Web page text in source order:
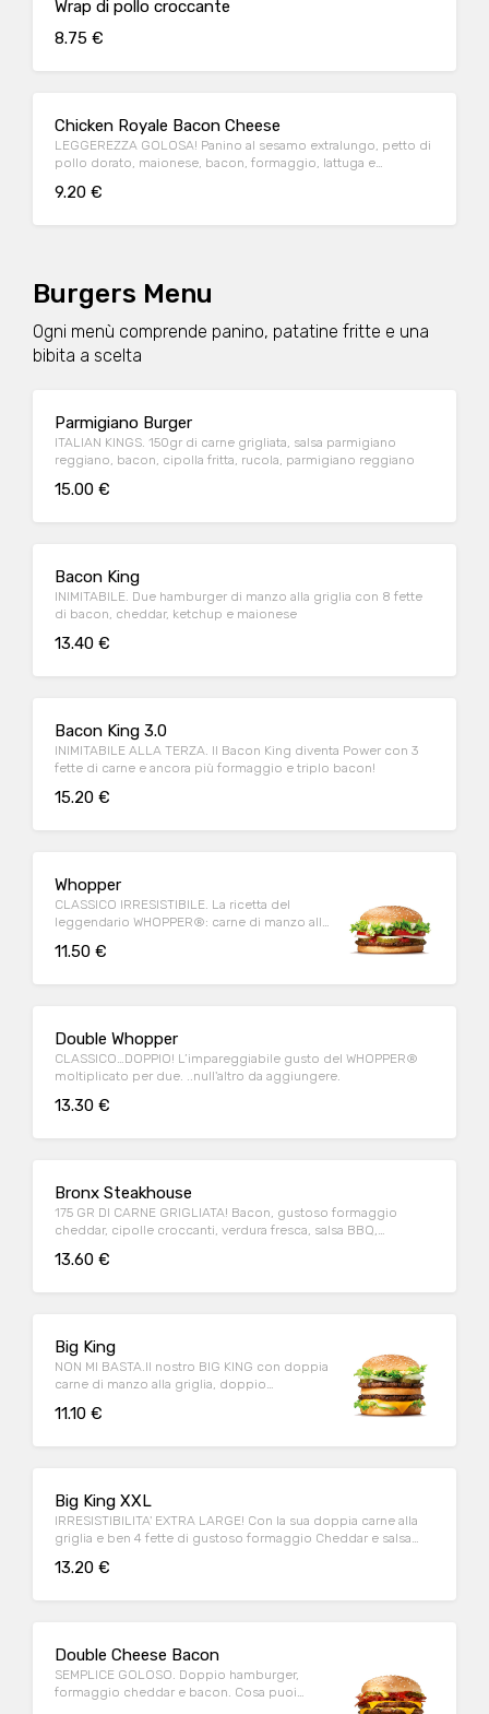
Wrap di pollo croccante
8.75 €
Chicken Royale Bacon Cheese
LEGGEREZZA GOLOSA! Panino al sesamo extralungo, petto di
pollo dorato, maionese, bacon, formaggio, lattuga e
9.20 €
Burgers Menu
Ogni menù comprende panino, patatine fritte e una
bibita a scelta
Parmigiano Burger
ITALIAN KINGS. 150gr di carne grigliata, salsa parmigiano
reggiano, bacon, cipolla fritta, rucola, parmigiano reggiano
15.00 €
Bacon King
INIMITABILE. Due hamburger di manzo alla griglia con 8 fette
di bacon, cheddar, ketchup e maionese
13.40 €
Bacon King 3.0
INIMITABILE ALLA TERZA. Il Bacon King diventa Power con 3
fette di carne e ancora più formaggio e triplo bacon!
15.20 €
Whopper
CLASSICO IRRESISTIBILE. La ricetta del
leggendario WHOPPER®: carne di manzo alla
ineguagliabile.
11.50 €
Double Whopper
CLASSICO…DOPPIO! L’impareggiabile gusto del WHOPPER®
moltiplicato per due. ..null'altro da aggiungere.
13.30 €
Bronx Steakhouse
175 GR DI CARNE GRIGLIATA! Bacon, gustoso formaggio
cheddar, cipolle croccanti, verdura fresca, salsa BBQ,
13.60 €
Big King
NON MI BASTA.Il nostro BIG KING con doppia
carne di manzo alla griglia, doppio
11.10 €
Big King XXL
IRRESISTIBILITA' EXTRA LARGE! Con la sua doppia carne alla
griglia e ben 4 fette di gustoso formaggio Cheddar e salsa
13.20 €
Double Cheese Bacon
SEMPLICE GOLOSO. Doppio hamburger,
formaggio cheddar e bacon. Cosa puoi